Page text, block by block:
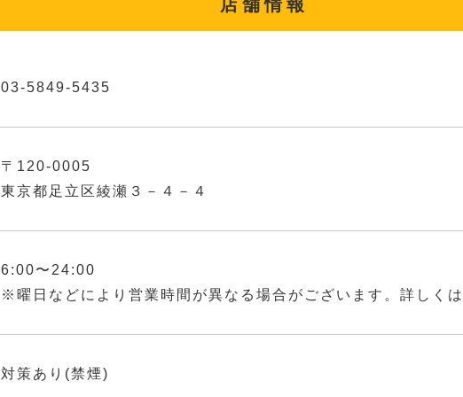
店舗情報
03-5849-5435
〒120-0005
東京都足立区綾瀬３－４－４
6:00〜24:00
※曜日などにより営業時間が異なる場合がございます。詳しく
対策あり(禁煙)